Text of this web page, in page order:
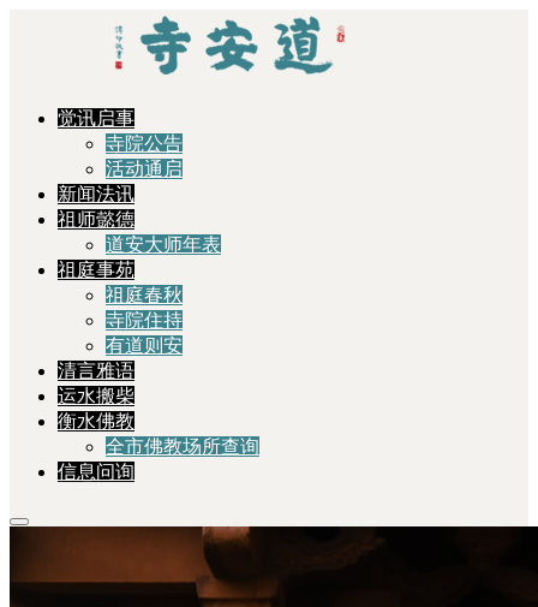
觉讯启事
寺院公告
活动通启
新闻法讯
祖师懿德
道安大师年表
祖庭事苑
祖庭春秋
寺院住持
有道则安
清言雅语
运水搬柴
衡水佛教
全市佛教场所查询
信息问询